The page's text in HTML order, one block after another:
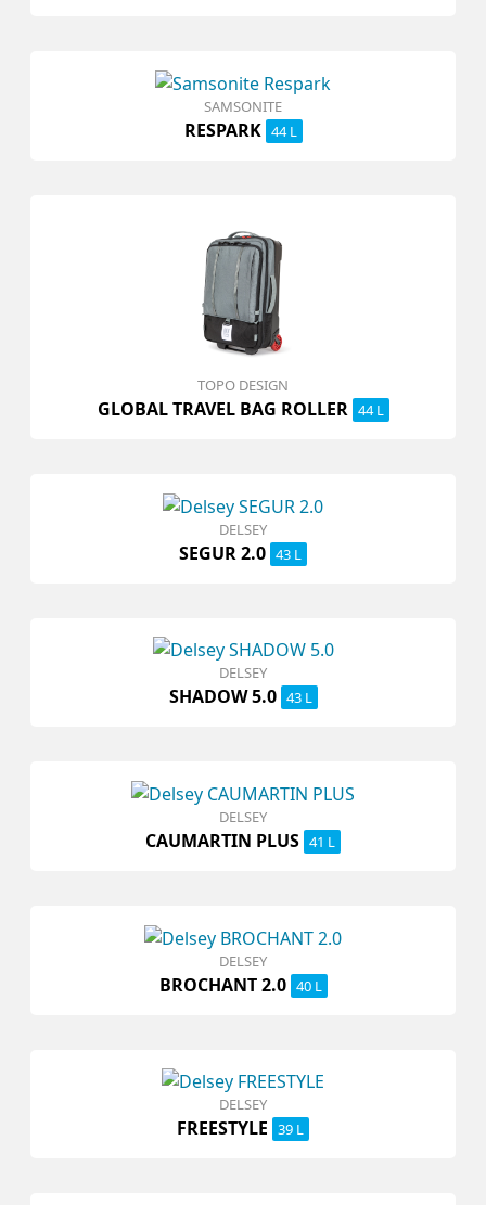
SAMSONITE
RESPARK 44 L
TOPO DESIGN
GLOBAL TRAVEL BAG ROLLER 44 L
DELSEY
SEGUR 2.0 43 L
DELSEY
SHADOW 5.0 43 L
DELSEY
CAUMARTIN PLUS 41 L
DELSEY
BROCHANT 2.0 40 L
DELSEY
FREESTYLE 39 L